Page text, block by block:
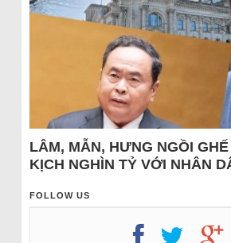
LÂM, MẪN, HƯNG NGỒI
KỊCH NGHÌN TỶ VỚI NHÂN
FOLLOW US